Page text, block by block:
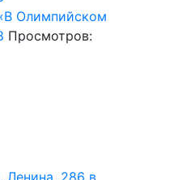
Олимпийском
Просмотров: